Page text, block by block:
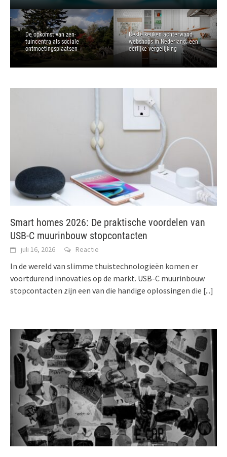
De opkomst van zen-
tuincentra als sociale
ontmoetingsplaatsen
Beste keuken achterwand
webshops in Nederland: een
eerlijke vergelijking
Smart homes 2026: De praktische voordelen van
USB-C muurinbouw stopcontacten
juli 16, 2026 Reactie
In de wereld van slimme thuistechnologieën komen er
voortdurend innovaties op de markt. USB-C muurinbouw
stopcontacten zijn een van die handige oplossingen die [...]